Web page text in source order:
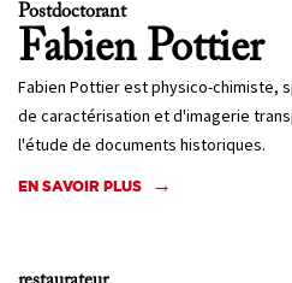
Postdoctorant
FabienPottier
Fabien Pottier est physico-chimiste,
de caractérisation et d'imagerie
l'étude de documents historiques.
EN SAVOIR PLUS